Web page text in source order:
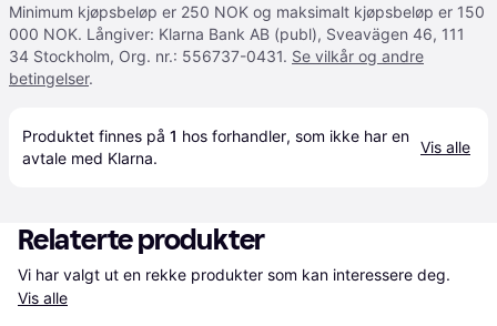
Minimum kjøpsbeløp er 250 NOK og maksimalt kjøpsbeløp er 150
000 NOK. Långiver: Klarna Bank AB (publ), Sveavägen 46, 111
34 Stockholm, Org. nr.: 556737-0431. Se vilkår og andre
betingelser.
Produktet finnes på 1 hos forhandler, som ikke har en
avtale med Klarna.
Vis alle
Relaterte produkter
Vis alle